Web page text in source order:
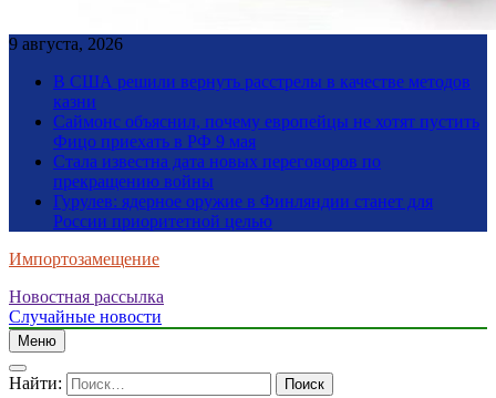
9 августа, 2026
В США решили вернуть расстрелы в качестве методов
казни
Саймонс объяснил, почему европейцы не хотят пустить
Фицо приехать в РФ 9 мая
Стала известна дата новых переговоров по
прекращению войны
Гурулев: ядерное оружие в Финляндии станет для
России приоритетной целью
Импортозамещение
Новостная рассылка
Случайные новости
Меню
Найти: